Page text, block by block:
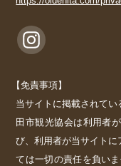
【免責事項】
当サイトに掲載されて
田市観光協会は利用者
び、利用者が当サイト
ては一切の責任を負い